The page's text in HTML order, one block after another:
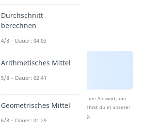
Nach Beantwortung speichern wir deine Antwort, um
Studyflix zu verbessern. Mehr dazu erfährst du in unserer
Datenschutzerklärung.
Durchschnitt
berechnen
4/8 – Dauer: 04:03
Arithmetisches Mittel
5/8 – Dauer: 02:41
Geometrisches Mittel
6/8 – Dauer: 01:29